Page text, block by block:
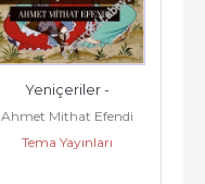
Yeniçeriler -
Ahmet Mithat Efendi
Tema Yayınları